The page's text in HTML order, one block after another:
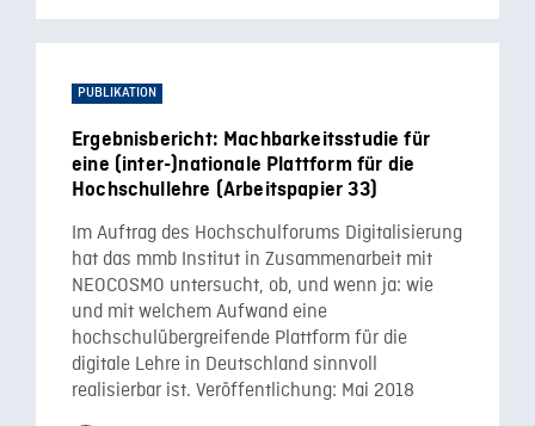
PUBLIKATION
Ergebnisbericht: Machbarkeitsstudie für
eine (inter-)nationale Plattform für die
Hochschullehre (Arbeitspapier 33)
Im Auftrag des Hochschulforums Digitalisierung
hat das mmb Institut in Zusammenarbeit mit
NEOCOSMO untersucht, ob, und wenn ja: wie
und mit welchem Aufwand eine
hochschulübergreifende Plattform für die
digitale Lehre in Deutschland sinnvoll
realisierbar ist. Veröffentlichung: Mai 2018